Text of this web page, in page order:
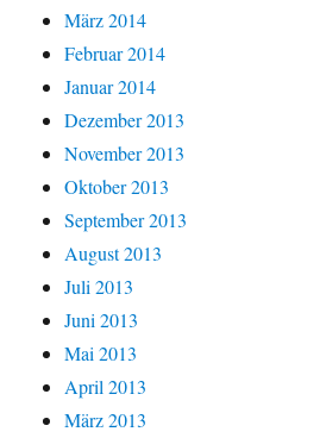
März 2014
Februar 2014
Januar 2014
Dezember 2013
November 2013
Oktober 2013
September 2013
August 2013
Juli 2013
Juni 2013
Mai 2013
April 2013
März 2013